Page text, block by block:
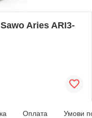
Aries ARI3-
Оплата Умови